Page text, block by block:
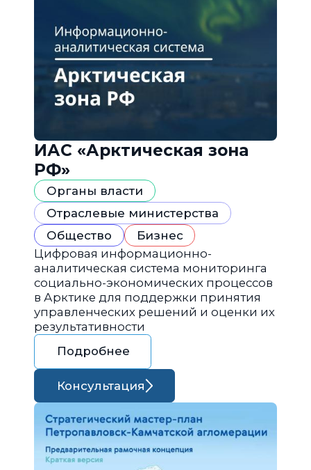
ИАС «Арктическая зона
РФ»
Органы власти
Отраслевые министерства
Общество
Бизнес
Цифровая информационно-
аналитическая система мониторинга
социально-экономических процессов
в Арктике для поддержки принятия
управленческих решений и оценки их
результативности
Подробнее
Консультация